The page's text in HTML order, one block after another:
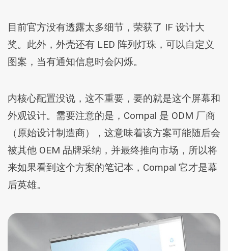
目前官方没有透露太多细节，荣获了 IF 设计大
奖。此外，外壳还有 LED 阵列灯珠，可以自定义
图案，当有通知信息时会闪烁。
内核心配置没说，这不重要，要的就是这个屏幕和
外观设计。需要注意的是，Compal 是 ODM 厂商
（原始设计制造商），这意味着该方案可能随后会
被其他 OEM 品牌采纳，并最终推向市场，所以将
来如果看到这个方案的笔记本，Compal 它才是幕
后英雄。